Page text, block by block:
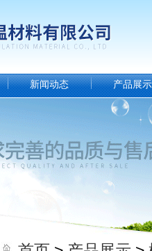
新闻动态 产品展示